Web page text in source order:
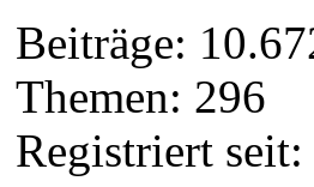
Beiträge:
Themen: 296
Registriert